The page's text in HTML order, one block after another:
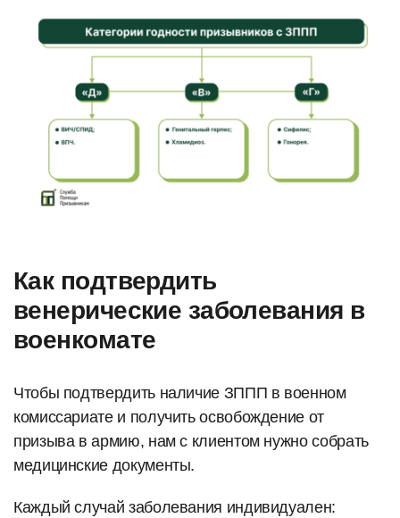
Как подтвердить
венерические заболевания в
военкомате
Чтобы подтвердить наличие ЗППП в военном
комиссариате и получить освобождение от
призыва в армию, нам с клиентом нужно собрать
медицинские документы.
Каждый случай заболевания индивидуален: